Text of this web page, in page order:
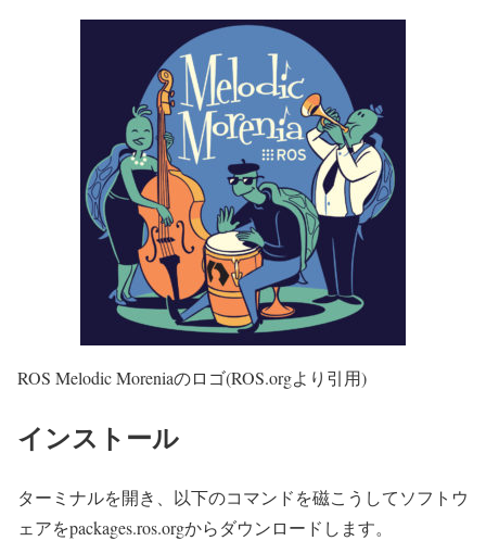
ROS Melodic Moreniaのロゴ(ROS.orgより引用)
インストール
ターミナルを開き、以下のコマンドを磁こうしてソフトウ
ェアをpackages.ros.orgからダウンロードします。